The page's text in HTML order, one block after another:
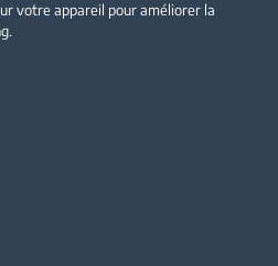
votre appareil pour améliorer la